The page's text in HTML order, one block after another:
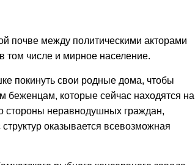
почве между политическими акторами
том числе и мирное население.
покинуть свои родные дома, чтобы
беженцам, которые сейчас находятся на
стороны неравнодушных граждан,
оказывается всевозможная